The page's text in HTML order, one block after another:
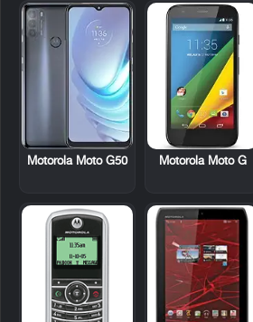
Motorola Moto G
Motorola Moto G50